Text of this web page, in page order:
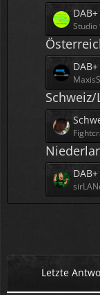
L
e
t
z
t
e
B
e
i
t
r
ä
g
e
Studio
L
e
t
z
t
e
B
e
i
r
L
e
t
z
t
e
B
r
ä
L
e
t
B
e
Letzte